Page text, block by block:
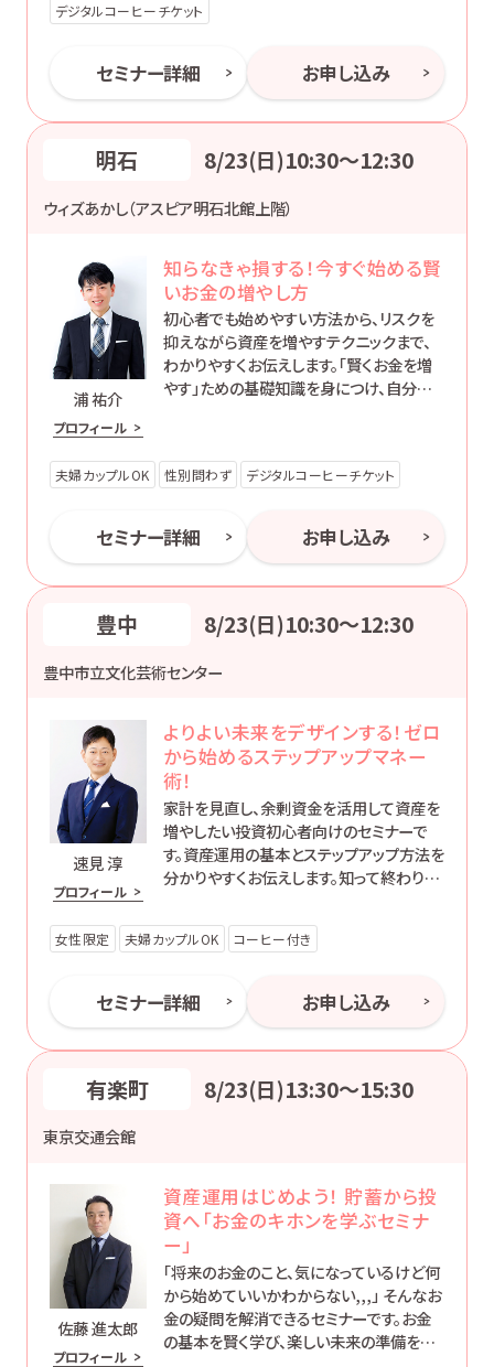
デジタルコーヒーチケット
セミナー詳細 お申し込み
明石 8/23(日)10:30〜12:30
ウィズあかし（アスピア明石北館上階）
浦 祐介
プロフィール
知らなきゃ損する！今すぐ始める賢
いお金の増やし方
初心者でも始めやすい方法から、リスクを
抑えながら資産を増やすテクニックまで、
わかりやすくお伝えします。「賢くお金を増
やす」ための基礎知識を身につけ、自分に
夫婦カップルOK 性別問わず デジタルコーヒーチケット
セミナー詳細 お申し込み
豊中 8/23(日)10:30〜12:30
豊中市立文化芸術センター
速見 淳
プロフィール
よりよい未来をデザインする！ゼロ
から始めるステップアップマネー
術！
家計を見直し、余剰資金を活用して資産を
増やしたい投資初心者向けのセミナーで
す。資産運用の基本とステップアップ方法を
分かりやすくお伝えします。知って終わりで
座です。
女性限定 夫婦カップルOK コーヒー付き
セミナー詳細 お申し込み
有楽町 8/23(日)13:30〜15:30
東京交通会館
佐藤 進太郎
プロフィール
資産運用はじめよう！ 貯蓄から投
資へ「お金のキホンを学ぶセミナ
ー」
「将来のお金のこと、気になっているけど何
から始めていいかわからない,,,」 そんなお
金の疑問を解消できるセミナーです。お金
の基本を賢く学び、楽しい未来の準備を始